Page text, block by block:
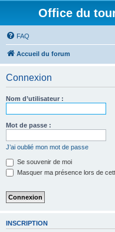
Office du
FAQ
Accueil du forum
Connexion
Nom d’utilisateur :
Mot de passe :
J’ai oublié mon mot de passe
Se souvenir de moi
Masquer ma présence lors de
INSCRIPTION